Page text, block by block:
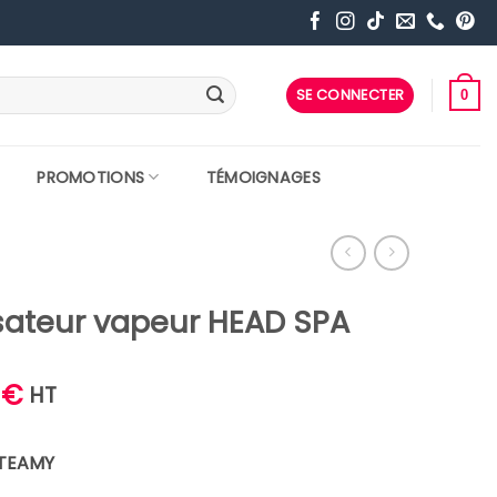
SE CONNECTER 0
PROMOTIONS TÉMOIGNAGES
vapeur HEAD SPA
€Le
est :
HT